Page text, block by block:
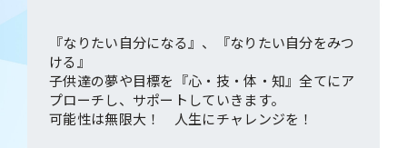
『なりたい自分になる』、『なりたい自分をみつ
ける』
子供達の夢や目標を『心・技・体・知』全てにア
プローチし、サポートしていきます。
可能性は無限大！ 人生にチャレンジを！